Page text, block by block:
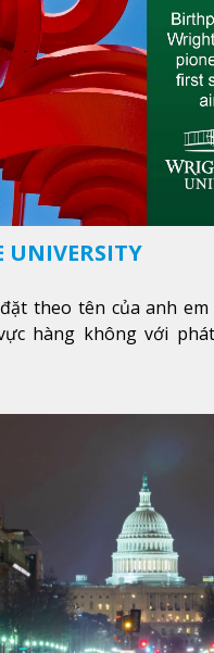
UNIVERSITY
theo tên của anh
hàng không với